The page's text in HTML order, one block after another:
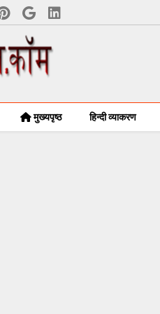
मुख्यपृष्ठ हिन्दी व्याकरण